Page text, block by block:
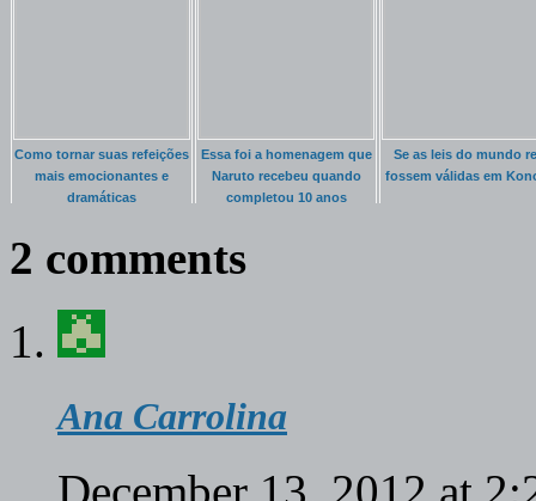
Como tornar suas refeições
mais emocionantes e
dramáticas
Essa foi a homenagem que
Naruto recebeu quando
completou 10 anos
Se as leis do mundo
fossem válidas em
2 comments
Ana Carrolina